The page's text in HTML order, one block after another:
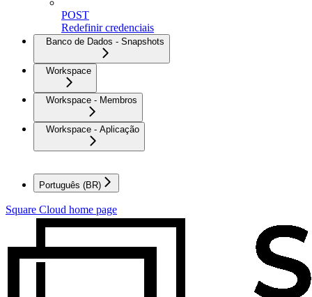
POST
Redefinir credenciais
Banco de Dados - Snapshots
Workspace
Workspace - Membros
Workspace - Aplicação
Português (BR)
Square Cloud home page